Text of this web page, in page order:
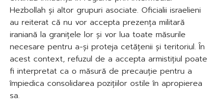
Hezbollah și altor grupuri asociate. Oficialii israelieni
au reiterat că nu vor accepta prezența militară
iraniană la granițele lor și vor lua toate măsurile
necesare pentru a-și proteja cetățenii și teritoriul. În
acest context, refuzul de a accepta armistițiul poate
fi interpretat ca o măsură de precauție pentru a
împiedica consolidarea pozițiilor ostile în apropierea
sa.